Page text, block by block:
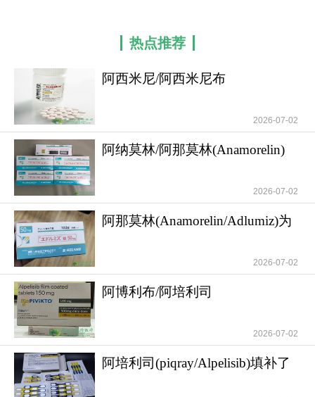
热点推荐
阿西米尼/阿西米尼布
2026-07-02
阿纳莫林/阿那莫林(Anamorelin)
2026-07-02
阿那莫林(Anamorelin/Adlumiz)为
2026-07-02
阿博利布/阿培利司
2026-07-02
阿培利司(piqray/Alpelisib)填补了